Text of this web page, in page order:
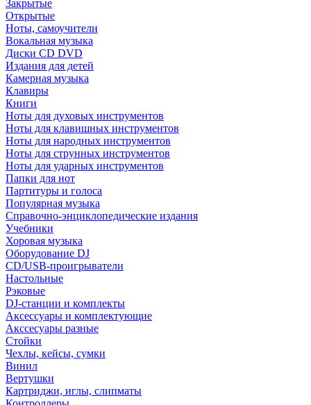
Закрытые
Открытые
Ноты, самоучители
Вокальная музыка
Диски CD DVD
Издания для детей
Камерная музыка
Клавиры
Книги
Ноты для духовых инструментов
Ноты для клавишных инструментов
Ноты для народных инструментов
Ноты для струнных инструментов
Ноты для ударных инструментов
Папки для нот
Партитуры и голоса
Популярная музыка
Справочно-энциклопедические издания
Учебники
Хоровая музыка
Оборудование DJ
CD/USB-проигрыватели
Настольные
Рэковые
DJ-станции и комплекты
Аксессуары и комплектующие
Акссесуары разные
Стойки
Чехлы, кейсы, сумки
Винил
Вертушки
Картриджи, иглы, слипматы